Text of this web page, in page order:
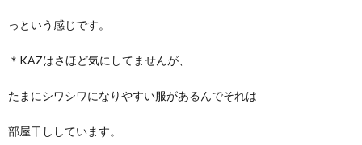
っという感じです。
＊KAZはさほど気にしてませんが、
たまにシワシワになりやすい服があるんでそれは
部屋干ししています。